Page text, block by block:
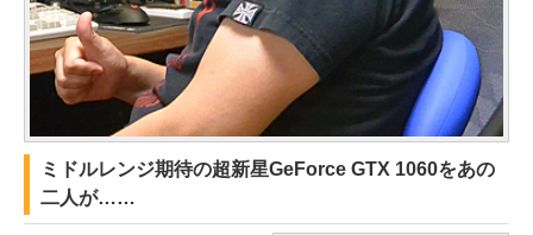
ミドルレンジ期待の超新星GeForce GTX 1060をあの
二人が……